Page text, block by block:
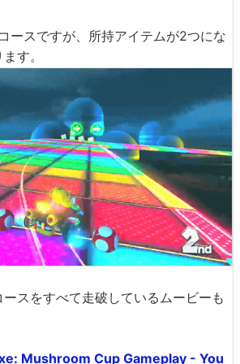
ースですが、所持アイテムが2つにな
す。
スをすべて走破しているムービーも
Mushroom Cup Gameplay - You